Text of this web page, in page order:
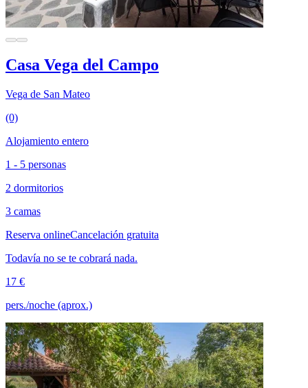
Casa Vega del Campo
Vega de San Mateo
(0)
Alojamiento entero
1 - 5 personas
2 dormitorios
3 camas
Reserva onlineCancelación gratuita
Todavía no se te cobrará nada.
17 €
pers./noche (aprox.)